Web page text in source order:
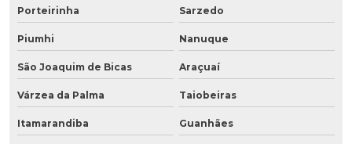
Porteirinha Sarzedo
Piumhi Nanuque
São Joaquim de Bicas Araçuaí
Várzea da Palma Taiobeiras
Itamarandiba Guanhães